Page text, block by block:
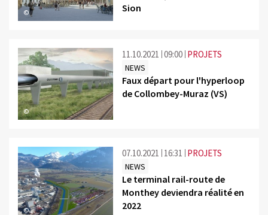
©
Sion
©
11.10.2021 09:00 PROJETS
NEWS
Faux départ pour l'hyperloop
de Collombey-Muraz (VS)
©
07.10.2021 16:31 PROJETS
NEWS
Le terminal rail-route de
Monthey deviendra réalité en
2022